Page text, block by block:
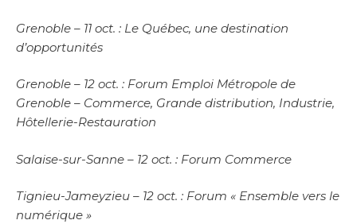
Grenoble – 11 oct. : Le Québec, une destination
d’opportunités
Grenoble – 12 oct. : Forum Emploi Métropole de
Grenoble – Commerce, Grande distribution, Industrie,
Hôtellerie-Restauration
Salaise-sur-Sanne – 12 oct. : Forum Commerce
Tignieu-Jameyzieu – 12 oct. : Forum « Ensemble vers le
numérique »